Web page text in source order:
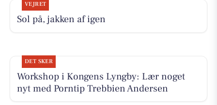
VEJRET
Sol på, jakken af igen
DET SKER
Workshop i Kongens Lyngby: Lær noget
nyt med Porntip Trebbien Andersen